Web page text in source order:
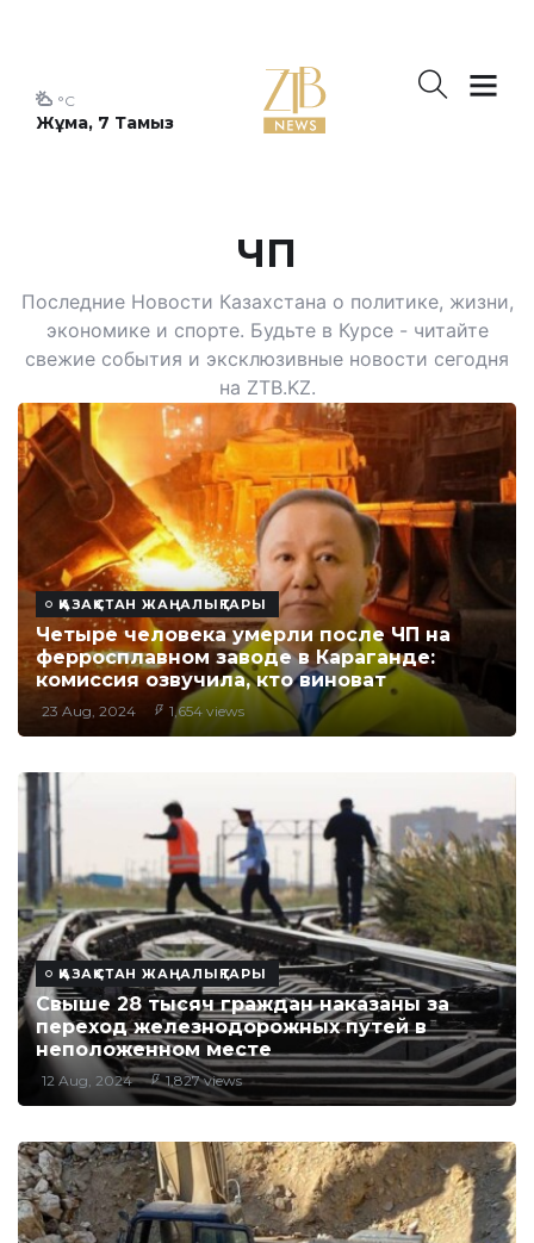
Жұма, 7 Тамыз
°C
ЧП
Последние Новости Казахстана о политике, жизни,
экономике и спорте. Будьте в Курсе - читайте
свежие события и эксклюзивные новости сегодня
на ZTB.KZ.
ҚАЗАҚСТАН ЖАҢАЛЫҚТАРЫ
Четыре человека умерли после ЧП на
ферросплавном заводе в Караганде:
комиссия озвучила, кто виноват
23 Aug, 2024 1,654 views
ҚАЗАҚСТАН ЖАҢАЛЫҚТАРЫ
Свыше 28 тысяч граждан наказаны за
переход железнодорожных путей в
неположенном месте
12 Aug, 2024 1,827 views